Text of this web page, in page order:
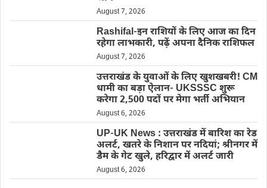
August 7, 2026
Rashifal-इन राशियों के लिए आज का दिन
रहेगा लाभकारी, पढ़ें अपना दैनिक राशिफल
August 7, 2026
उत्तराखंड के युवाओं के लिए खुशखबरी! CM
धामी का बड़ा ऐलान- UKSSSC शुरू
करेगा 2,500 पदों पर मेगा भर्ती अभियान
August 6, 2026
UP-UK News : उत्तराखंड में बारिश का रेड
अलर्ट, खतरे के निशान पर नदियां; श्रीनगर में
डैम के गेट खुले, हरिद्वार में अलर्ट जारी
August 6, 2026